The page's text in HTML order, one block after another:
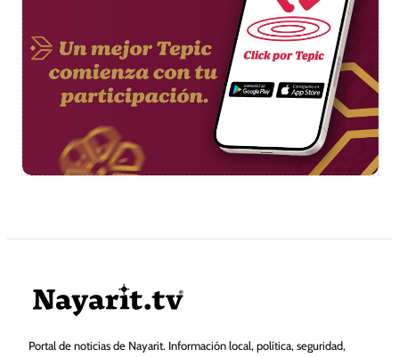
Portal de noticias de Nayarit. Información local, política, seguridad,